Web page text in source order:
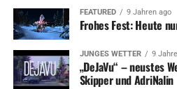
FEATURED 9 Jahren ago
Frohes Fest: Heute
JUNGES WETTER 9
„DeJaVu“ – neustes
Skipper und AdriNalin